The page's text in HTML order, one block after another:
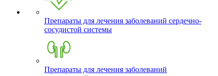
Препараты для лечения заболеваний сердечно-
сосудистой системы
Препараты для лечения заболеваний